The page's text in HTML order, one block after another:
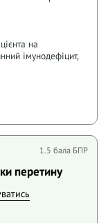
на
імунодефіцит,
1.5 бала БПР
перетину